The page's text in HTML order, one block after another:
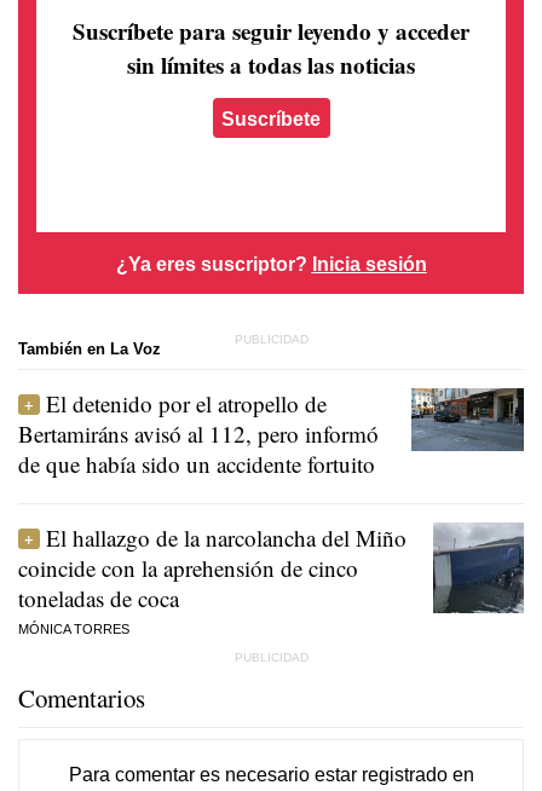
Suscríbete para seguir leyendo y acceder
sin límites a todas las noticias
Suscríbete
¿Ya eres suscriptor? Inicia sesión
También en La Voz
El detenido por el atropello de
Bertamiráns avisó al 112, pero informó
de que había sido un accidente fortuito
El hallazgo de la narcolancha del Miño
coincide con la aprehensión de cinco
toneladas de coca
MÓNICA TORRES
Comentarios
Para comentar es necesario estar registradoen